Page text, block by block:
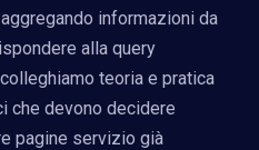
informazioni da
alla query
teoria e pratica
che devono decidere
pagine servizio già